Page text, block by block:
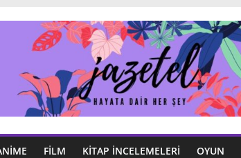
FILM KITAP İNCELEMELERI OYUN